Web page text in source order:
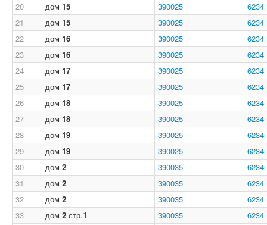
20
дом 15 390025
6234
21
дом 15 390025
6234
22
дом 16 390025
6234
23
дом 16 390025
6234
24
дом 17 390025
6234
25
дом 17 390025
6234
26
дом 18 390025
6234
27
дом 18 390025
6234
28
дом 19 390025
6234
29
дом 19 390025
6234
30
дом 2 390035
6234
31
дом 2 390035
6234
32
дом 2 390035
6234
33
дом 2 стр.1 390035
6234